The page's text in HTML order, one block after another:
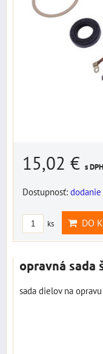
15,02 € s DPH
Dostupnosť:
ks DO
opravná sada
sada dielov na